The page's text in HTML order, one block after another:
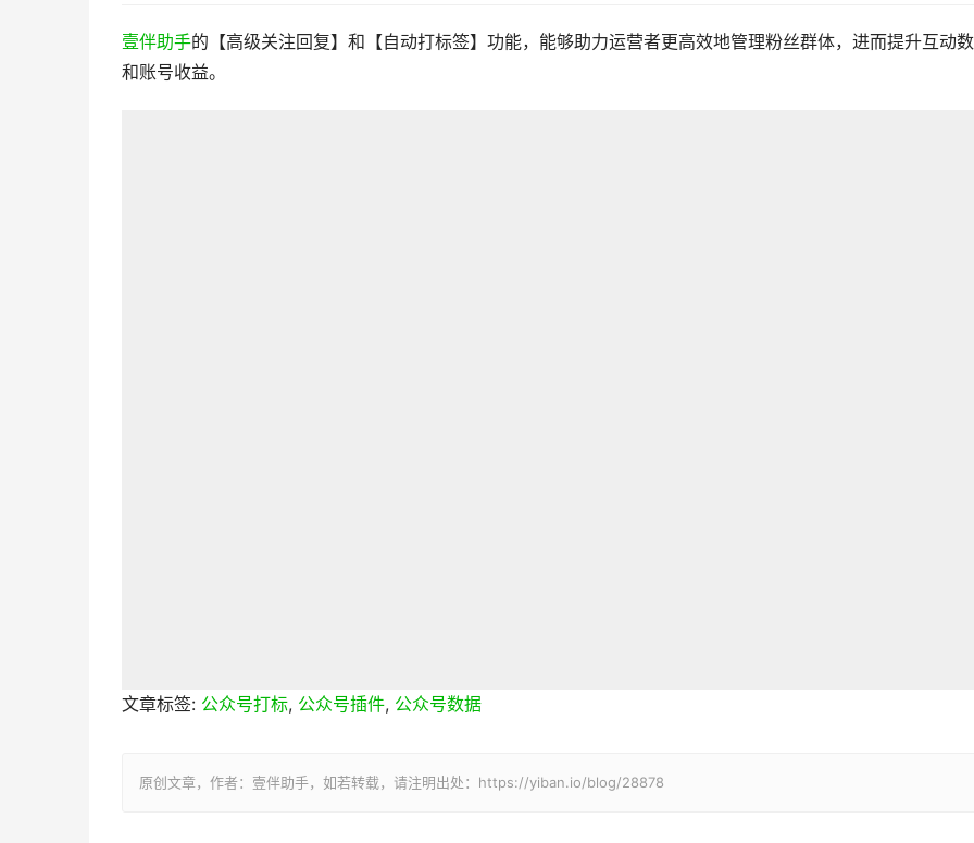
壹伴助手的【高级关注回复】和【自动打标签】功能，能够助力运营者更高效地管理粉丝群体，进而提升互动
和账号收益。
文章标签: 公众号打标, 公众号插件, 公众号数据
原创文章，作者：壹伴助手，如若转载，请注明出处：https://yiban.io/blog/28878